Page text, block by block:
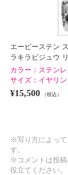
エービーステン
ラキラビジュウ
カラー： ステンレ
サイズ： イヤリ
¥15,500 （税込）
※写り方によって
す。
※コメントは投稿
役立てください。